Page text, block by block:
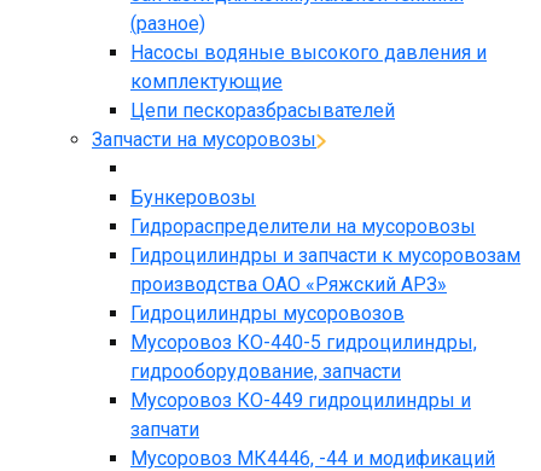
(разное)
Насосы водяные высокого давления и
комплектующие
Цепи пескоразбрасывателей
Запчасти на мусоровозы
Бункеровозы
Гидрораспределители на мусоровозы
Гидроцилиндры и запчасти к мусоровозам
производства ОАО «Ряжский АРЗ»
Гидроцилиндры мусоровозов
Мусоровоз КО-440-5 гидроцилиндры,
гидрооборудование, запчасти
Мусоровоз КО-449 гидроцилиндры и
запчати
Мусоровоз МК4446, -44 и модификаций